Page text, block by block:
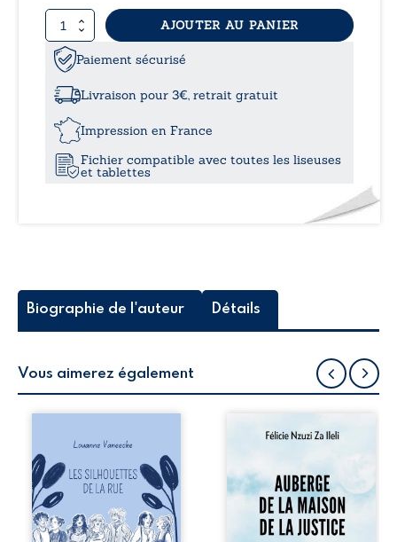
quantité
de
L'alliance
AJOUTER AU PANIER
Paiement sécurisé
Livraison pour 3€, retrait gratuit
Impression en France
Fichier compatible avec toutes les liseuses
et tablettes
Biographie de l'auteur Détails
Vous aimerez également
la rue donne la
parole à six
personnages
ordinaires,
traversés par des
pensées, des
émotions et des
Auberge de la
récit-témoignage
consacré au
parcours
exemplaire de
Mbala Zi Nkuaku